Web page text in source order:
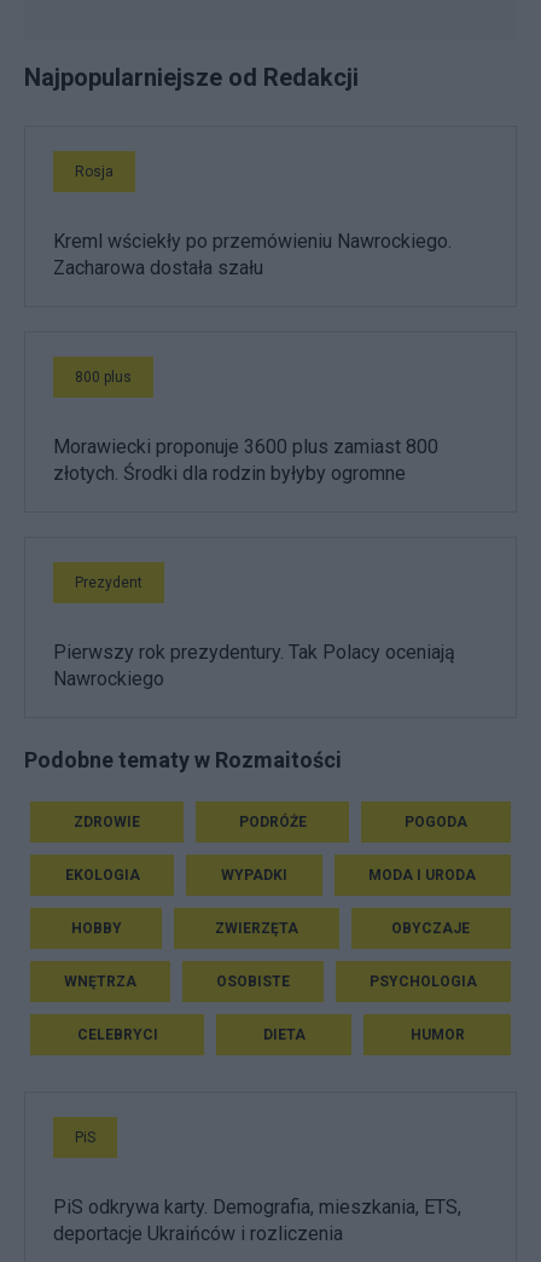
Najpopularniejsze od Redakcji
Rosja
Kreml wściekły po przemówieniu Nawrockiego.
Zacharowa dostała szału
800 plus
Morawiecki proponuje 3600 plus zamiast 800
złotych. Środki dla rodzin byłyby ogromne
Prezydent
Pierwszy rok prezydentury. Tak Polacy oceniają
Nawrockiego
Podobne tematy w Rozmaitości
ZDROWIE PODRÓŻE POGODA
EKOLOGIA WYPADKI MODA I URODA
HOBBY ZWIERZĘTA OBYCZAJE
WNĘTRZA OSOBISTE PSYCHOLOGIA
CELEBRYCI DIETA HUMOR
PiS
PiS odkrywa karty. Demografia, mieszkania, ETS,
deportacje Ukraińców i rozliczenia